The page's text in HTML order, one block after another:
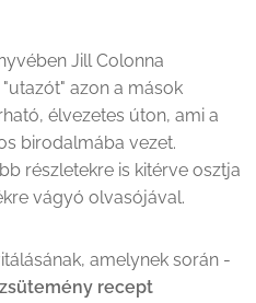
Jill Colonna
azon a mások
élvezetes úton, ami a
birodalmába vezet.
részletekre is kitérve osztja
vágyó olvasójával.
amelynek során -
recept